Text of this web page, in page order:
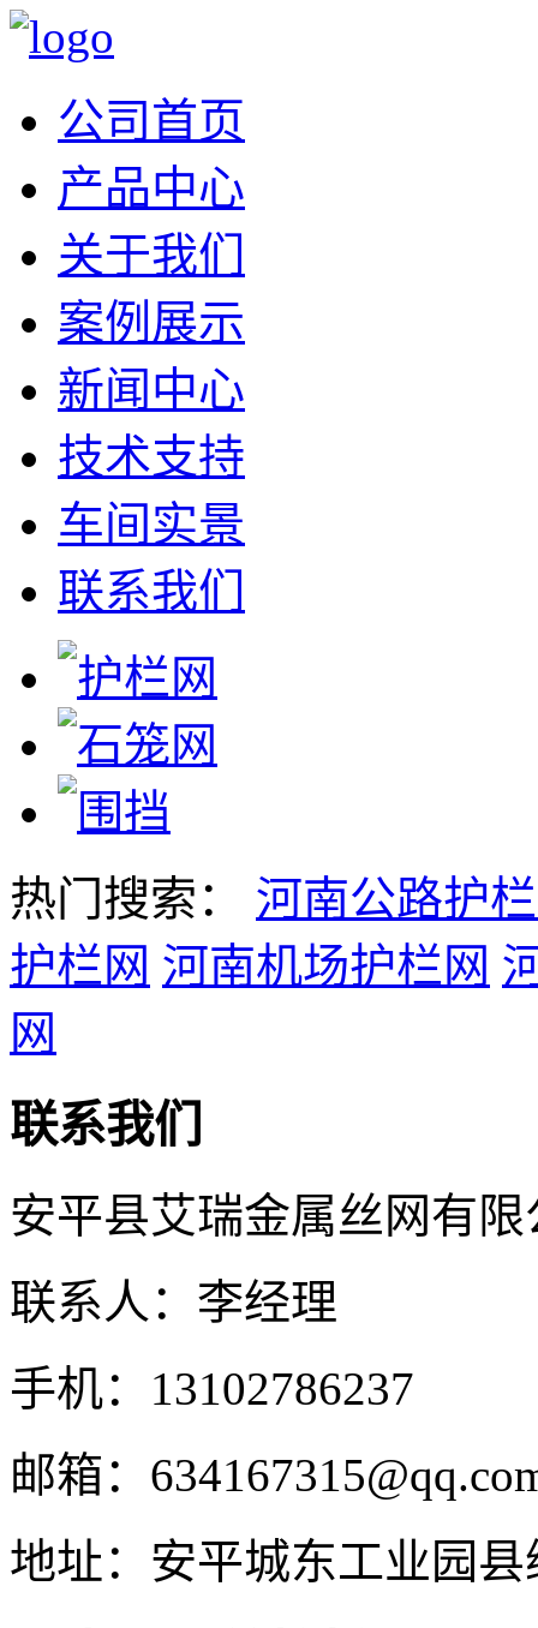
公司首页
产品中心
关于我们
案例展示
新闻中心
技术支持
车间实景
联系我们
热门搜索： 河南公路护
护栏网 河南机场护栏网
网
联系我们
安平县艾瑞金属丝网有限
联系人：李经理
手机：13102786237
邮箱：
地址：安平城东工业园县